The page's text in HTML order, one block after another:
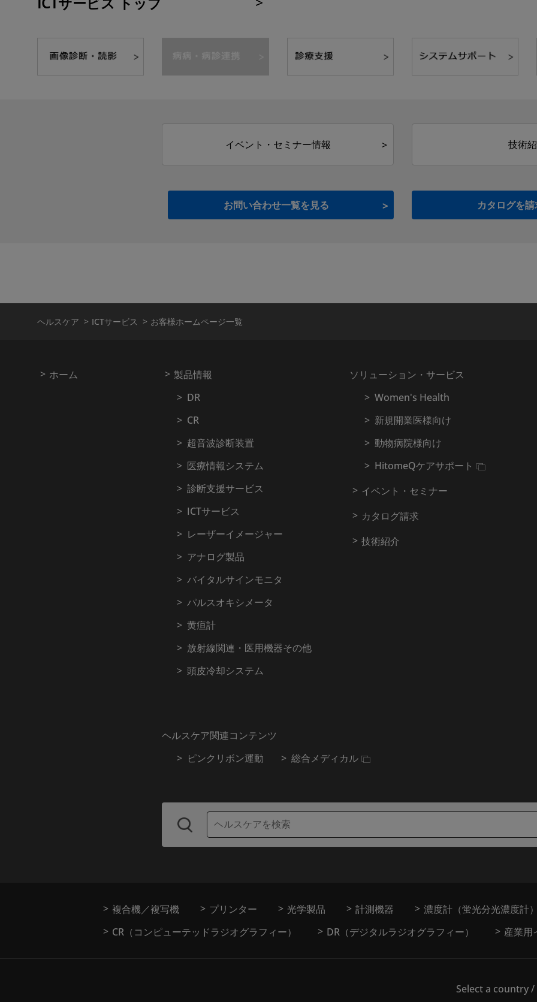
イベント・セミナー情報 技術
お問い合わせ一覧を見る カタログを
ヘルスケア ICTサービス お客様ホームページ一覧
ホーム
製品情報
DR
CR
超音波診断装置
医療情報システム
診断支援サービス
ICTサービス
レーザーイメージャー
アナログ製品
バイタルサインモニタ
パルスオキシメータ
黄疸計
放射線関連・医用機器その他
頭皮冷却システム
ソリューション・サービス
Women's Health
新規開業医様向け
動物病院様向け
HitomeQケアサポート
イベント・セミナー
カタログ請求
技術紹介
ヘルスケア関連コンテンツ
ピンクリボン運動
総合メディカル
複合機／複写機 プリンター 光学製品 計測機器
濃度計（蛍光分光濃度計
CR（コンピューテッドラジオグラフィー）
DR（デジタルラジオグラフィー） 産業用
Select a country